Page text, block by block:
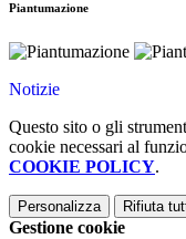
Piantumazione
Notizie
Questo sito o gli
cookie necessari al
COOKIE POLICY.
Personalizza Rifiuta
Gestione cookie